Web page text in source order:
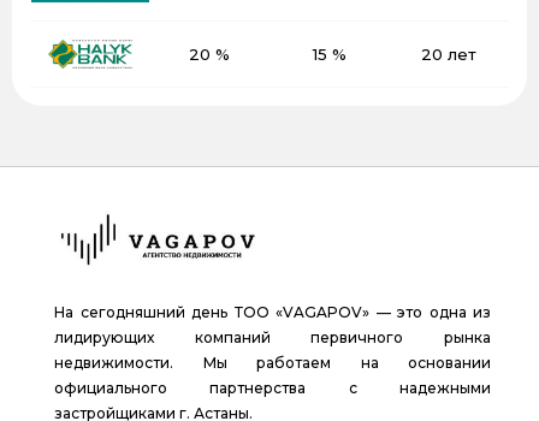
20 % 15 % 20 лет
На сегодняшний день ТОО «VAGAPOV» — это одна из
лидирующих компаний первичного рынка
недвижимости. Мы работаем на основании
официального партнерства с надежными
застройщиками г. Астаны.